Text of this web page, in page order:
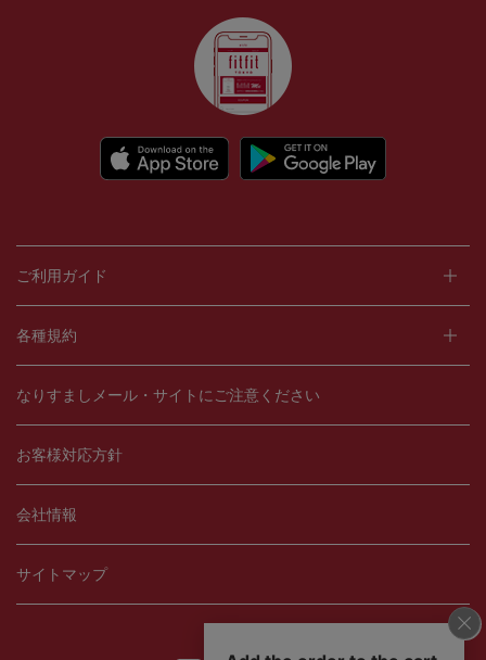
ご利用ガイド
各種規約
なりすましメール・サイトにご注意ください
お客様対応方針
会社情報
サイトマップ